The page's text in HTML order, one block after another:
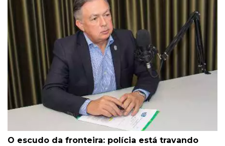
O escudo da fronteira: polícia está travando